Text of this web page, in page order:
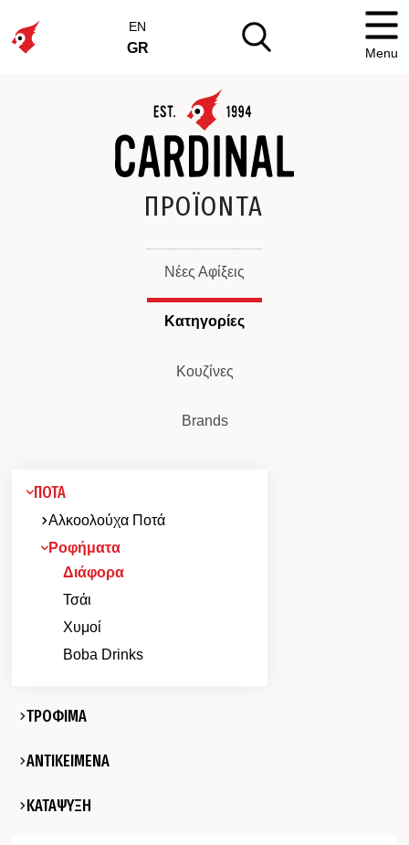
EN
GR Menu
ΠΡΟΪΟΝΤΑ
Νέες Αφίξεις
Κατηγορίες
Κουζίνες
Brands
ΠΟΤΑ
Αλκοολούχα Ποτά
Ροφήματα
Διάφορα
Τσάι
Χυμοί
Boba Drinks
ΤΡΟΦΙΜΑ
ΑΝΤΙΚΕΙΜΕΝΑ
ΚΑΤΑΨΥΞΗ